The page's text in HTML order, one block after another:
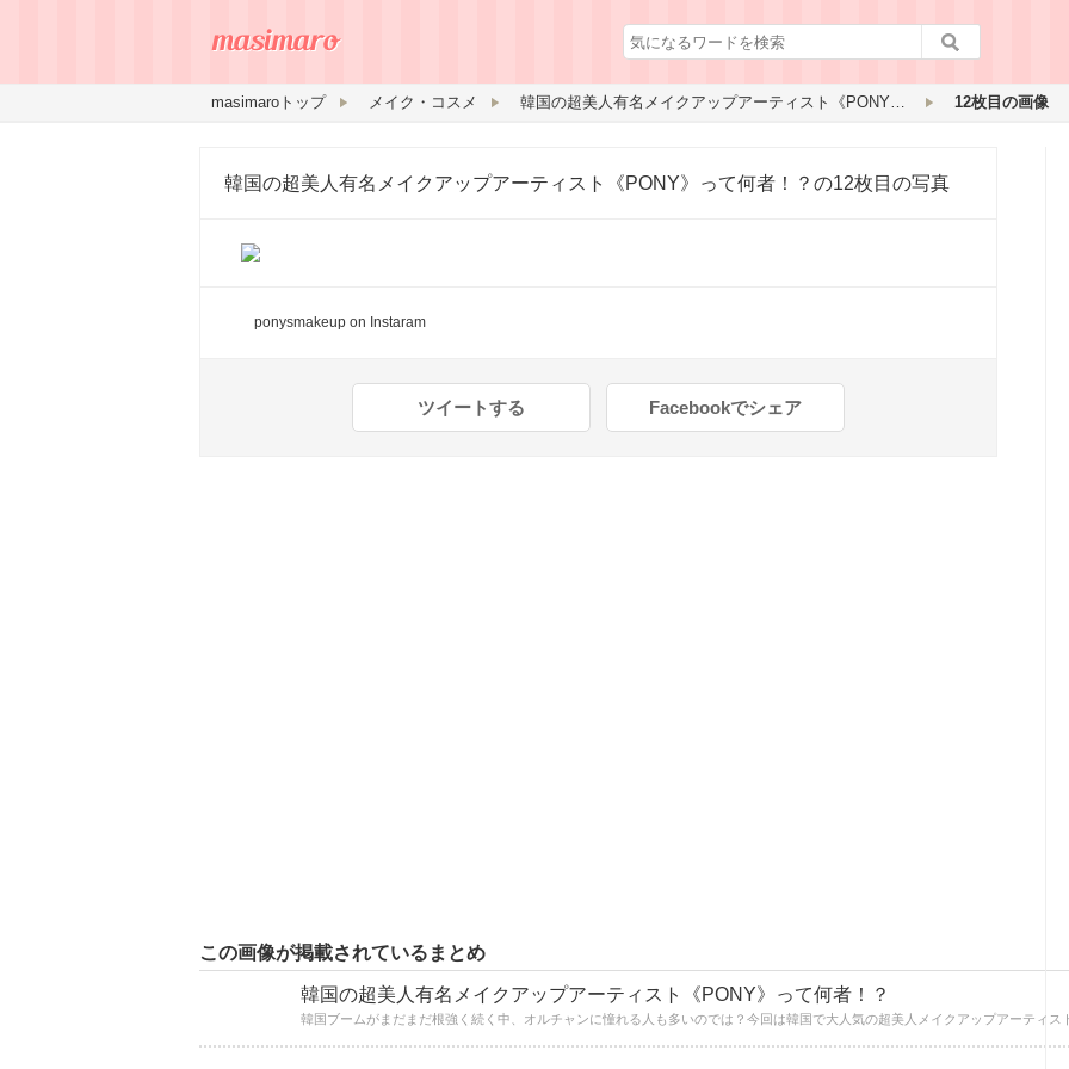
masimaroトップ メイク・コスメ 韓国の超美人有名メイクアップアーティスト《PONY》って何者！？ 12枚目の画像
韓国の超美人有名メイクアップアーティスト《PONY》って何者！？ の12枚目の写真
ponysmakeup on Instaram
ツイートする Facebookでシェア
この画像が掲載されているまとめ
韓国の超美人有名メイクアップアーティスト《PONY》って何者！？